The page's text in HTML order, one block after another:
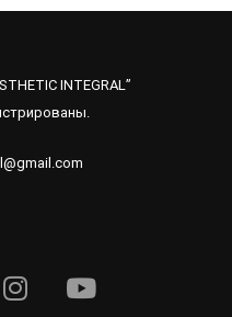
INTEGRAL”